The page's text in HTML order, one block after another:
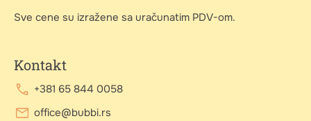
Sve cene su izražene sa uračunatim PDV-om.
Kontakt
+381 65 844 0058
office@bubbi.rs